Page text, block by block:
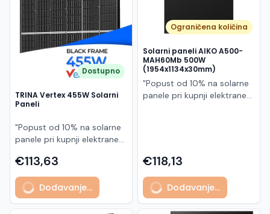
Dostupno
TRINA Vertex 455W Solarni
Paneli
"Popust od 10% na solarne
panele pri kupnji elektrane
Model TSM-455NEG9R.28
predstavlja napredni
glass/glass N-type solarni
modul s visokom
učinkovitošću, dugim
€113,63
Dodavanje...
Ograničena količina
Solarni paneli AIKO A500-
MAH60Mb 500W
(1954x1134x30mm)
"Popust od 10% na solarne
panele pri kupnji elektrane
500 W iz Neostar 2S serije,
baziran na naprednoj N-
type ABC (All Back Contact)
tehnologiji. Ovaj panel je
namijenjen za moderne
€118,13
Dodavanje...